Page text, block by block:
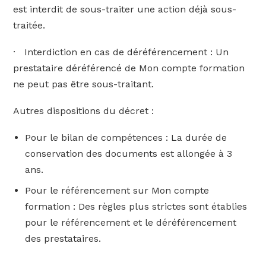
est interdit de sous-traiter une action déjà sous-
traitée.
· Interdiction en cas de déréférencement : Un
prestataire déréférencé de Mon compte formation
ne peut pas être sous-traitant.
Autres dispositions du décret :
Pour le bilan de compétences : La durée de
conservation des documents est allongée à 3
ans.
Pour le référencement sur Mon compte
formation : Des règles plus strictes sont établies
pour le référencement et le déréférencement
des prestataires.